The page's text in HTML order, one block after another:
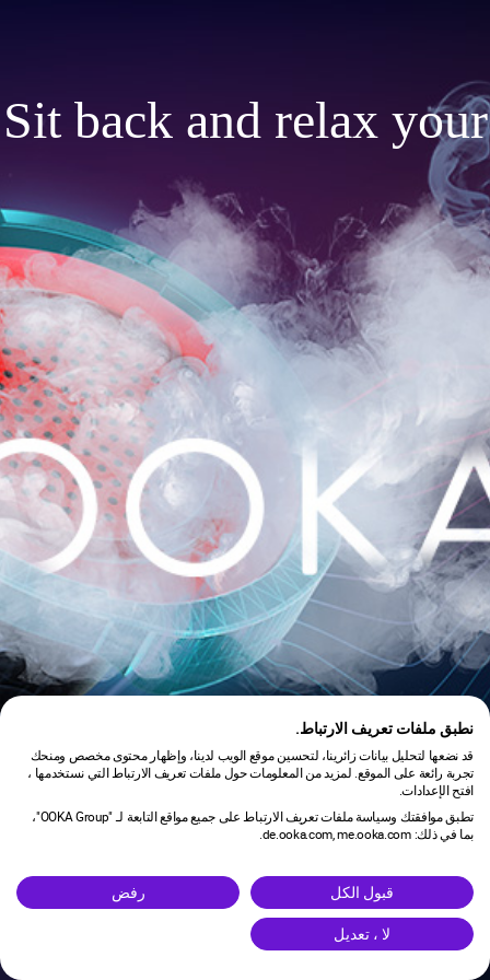
Sit back and relax your
is under maintenance.
نطبق ملفات تعريف الارتباط.
قد نضعها لتحليل بيانات زائرينا، لتحسين موقع الويب لدينا، وإظهار محتوى مخصص ومنحك
تجربة رائعة على الموقع. لمزيد من المعلومات حول ملفات تعريف الارتباط التي نستخدمها ،
افتح الإعدادات.
تطبق موافقتك وسياسة ملفات تعريف الارتباط على جميع مواقع التابعة لـ "OOKA Group"،
بما في ذلك: de.ooka.com, me.ooka.com.
قبول الكل رفض
لا ، تعديل